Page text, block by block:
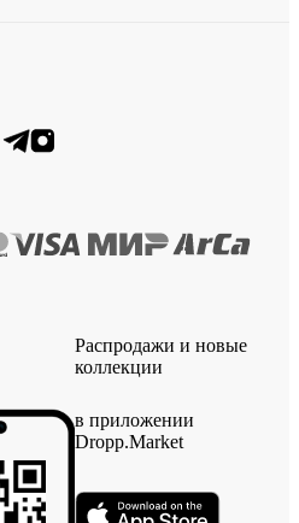
Распродажи и новые
коллекции
в приложении
Dropp.Market